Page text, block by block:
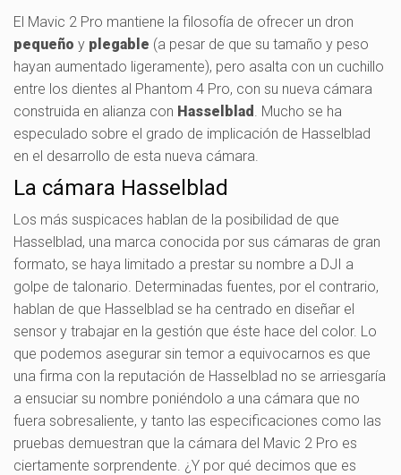
El Mavic 2 Pro mantiene la filosofía de ofrecer un dron
pequeño y plegable (a pesar de que su tamaño y peso
hayan aumentado ligeramente), pero asalta con un cuchillo
entre los dientes al Phantom 4 Pro, con su nueva cámara
construida en alianza con Hasselblad . Mucho se ha
especulado sobre el grado de implicación de Hasselblad
en el desarrollo de esta nueva cámara.
La cámara Hasselblad
Los más suspicaces hablan de la posibilidad de que
Hasselblad, una marca conocida por sus cámaras de gran
formato, se haya limitado a prestar su nombre a DJI a
golpe de talonario. Determinadas fuentes, por el contrario,
hablan de que Hasselblad se ha centrado en diseñar el
sensor y trabajar en la gestión que éste hace del color. Lo
que podemos asegurar sin temor a equivocarnos es que
una firma con la reputación de Hasselblad no se arriesgaría
a ensuciar su nombre poniéndolo a una cámara que no
fuera sobresaliente, y tanto las especificaciones como las
pruebas demuestran que la cámara del Mavic 2 Pro es
ciertamente sorprendente. ¿Y por qué decimos que es